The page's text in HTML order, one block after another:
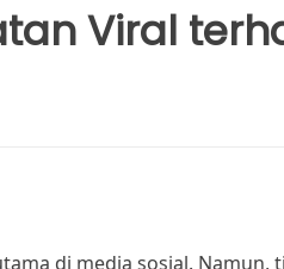
Viral
di media sosial. Namun,